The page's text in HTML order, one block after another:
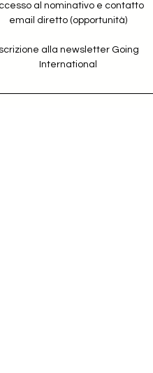
al nominativo e contatto
email diretto (opportunità)
Iscrizione alla newsletter Going
International